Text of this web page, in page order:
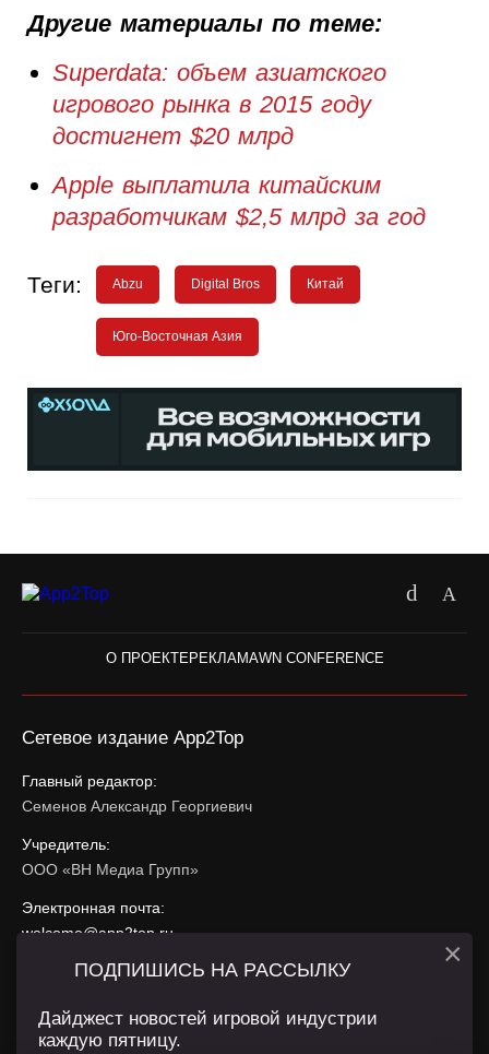
Другие материалы по теме:
Superdata: объем азиатского
игрового рынка в 2015 году
достигнет $20 млрд
Apple выплатила китайским
разработчикам $2,5 млрд за год
Теги: Abzu Digital Bros Китай
Юго-Восточная Азия
О ПРОЕКТЕРЕКЛАМАWN CONFERENCE
Сетевое издание App2Top
Главный редактор:
Семенов Александр Георгиевич
Учредитель:
ООО «ВН Медиа Групп»
Электронная почта:
welcome@app2top.ru
При использовании материалов активная ссылка на
Сайт использует IP адреса, cookie, данные геолокации
ПОДПИШИСЬ НА РАССЫЛКУ
Дайджест новостей игровой индустрии
каждую пятницу.
×